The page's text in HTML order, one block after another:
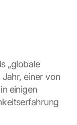
„globale
Jahr, einer von
einigen